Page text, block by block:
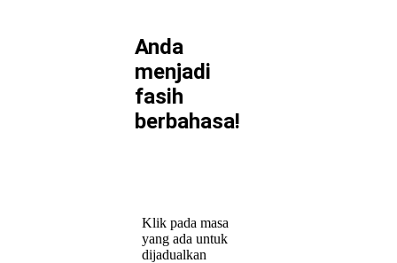
Anda
menjadi
fasih
berbahasa!
Klik pada masa
yang ada untuk
dijadualkan